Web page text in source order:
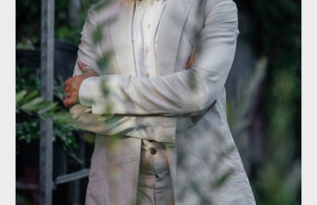
ИНТЕРВЬЮ
Декоратор Роман Ковалишин: «Жить,
заглядывая вперед»